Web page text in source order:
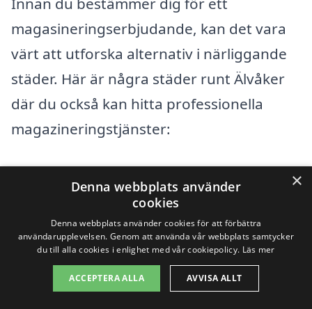
magasineringserbjudande, kan det vara
värt att utforska alternativ i närliggande
städer. Här är några städer runt Älvåker
där du också kan hitta professionella
magazineringstjänster:
Grums
Hagfors
×
Denna webbplats använder
cookies
Denna webbplats använder cookies för att förbättra
användarupplevelsen. Genom att använda vår webbplats samtycker
du till alla cookies i enlighet med vår cookiepolicy. Läs mer
ACCEPTERA ALLA AVVISA ALLT